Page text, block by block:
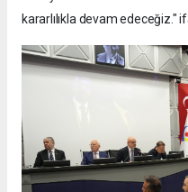
kararlılıkla devam edeceğiz."